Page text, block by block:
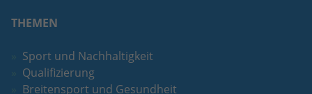
THEMEN
Sport und Nachhaltigkeit
Qualifizierung
Breitensport und Gesundheit